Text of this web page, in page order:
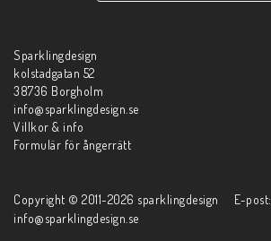
Sparklingdesign
kolstadgatan 52
38736 Borgholm
info@sparklingdesign.se
Villkor & info
Formulär för ångerrätt
Copyright © 2011-2026 sparklingdesign E-post:
info@sparklingdesign.se